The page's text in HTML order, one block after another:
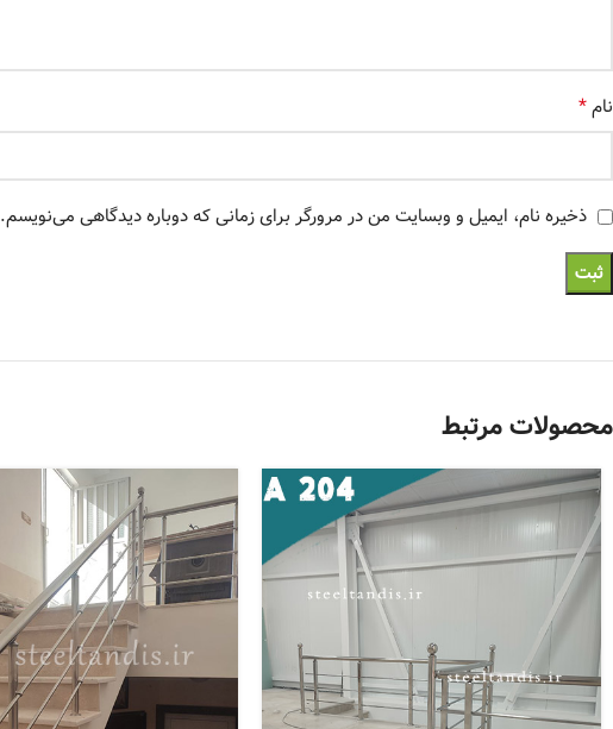
نام*
ذخیره نام، ایمیل و وبسایت من در مرورگر برای زمانی که دوباره دیدگاهی می‌نویسم.
محصولات مرتبط